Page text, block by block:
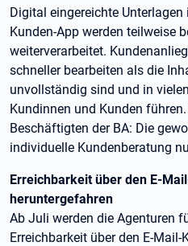
Digital eingereichte
Kunden-App werden teilweise
weiterverarbeitet.
schneller bearbeiten als die
unvollständig sind und in
Kundinnen und Kunden
Beschäftigten der BA: Die
individuelle Kundenberatung
Erreichbarkeit über den E-
heruntergefahren
Ab Juli werden die Agenturen
Erreichbarkeit über den E-